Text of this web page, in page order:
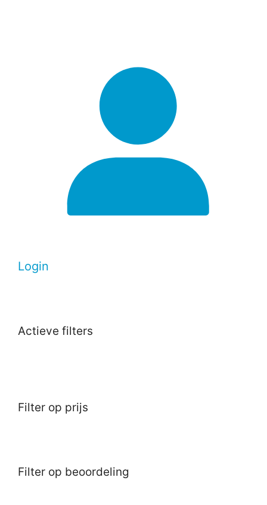
Login
Actieve filters
Filter op prijs
Filter op beoordeling